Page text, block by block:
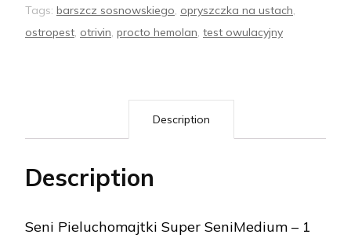
Tags: barszcz sosnowskiego opryszczka na ustach
ostropest otrivin procto hemolan test owulacyjny
Description
Description
Seni Pieluchomajtki Super SeniMedium – 1